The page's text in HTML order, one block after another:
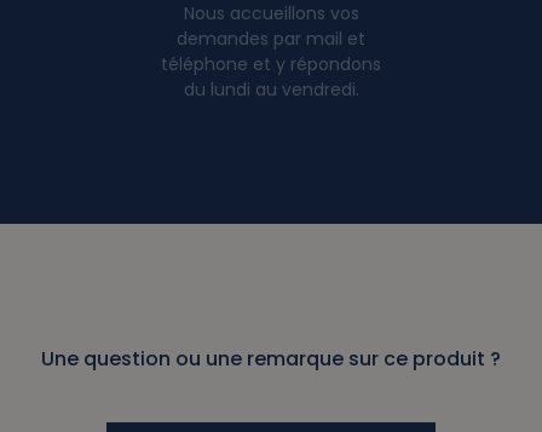
Nous accueillons vos
demandes par mail et
téléphone et y répondons
du lundi au vendredi.
Une question ou une remarque sur ce produit ?